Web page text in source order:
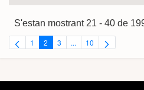
S'estan mostrant 21 - 40 de
Pàgina
1 Pàgina
2 Pàgina
3 ...Pàgines intermèdies
Pàgina
10